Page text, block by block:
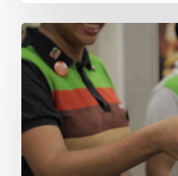
Folha
S.Paulo
–
Centavos
doados
na
hora
da
compra